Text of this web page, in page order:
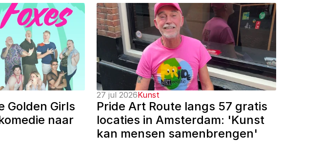
Golden Girls
naar
27 jul 2026Kunst
Pride Art Route langs 57 gratis
locaties in Amsterdam: 'Kunst
kan mensen samenbrengen'